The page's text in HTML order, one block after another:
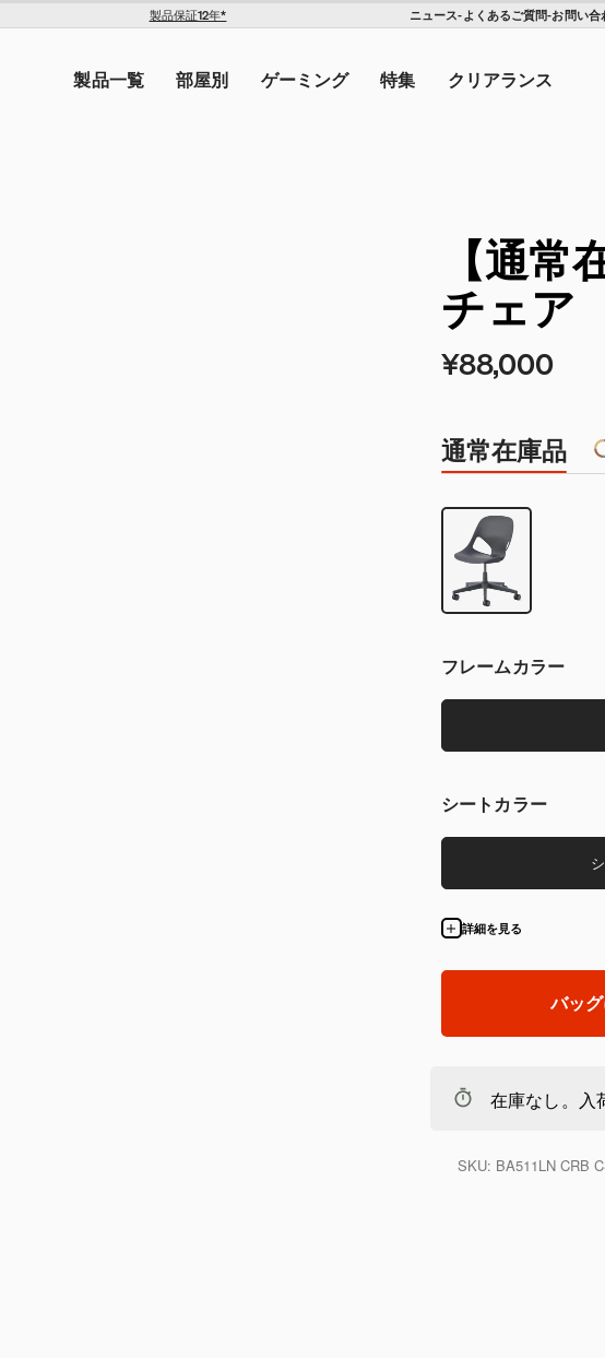
The Americas
Canada ($)
製品保証12年* ニュース- よくあるご質問-お問い合
てください。
チェア
製品一覧 部屋別 ゲーミング 特集 クリアランス
【通常
チェア
¥88,000
通常在庫品
フレームカラー
シートカラー
詳細を見る
バッ
在庫なし。入
SKU: BA511LN CRB